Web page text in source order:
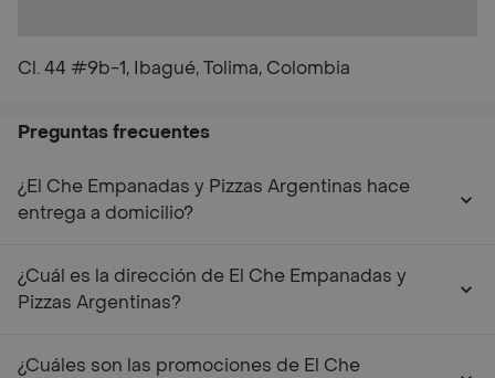
Cl. 44 #9b-1, Ibagué, Tolima, Colombia
Preguntas frecuentes
¿El Che Empanadas y Pizzas Argentinas hace
entrega a domicilio?
¿Cuál es la dirección de El Che Empanadas y
Pizzas Argentinas?
¿Cuáles son las promociones de El Che